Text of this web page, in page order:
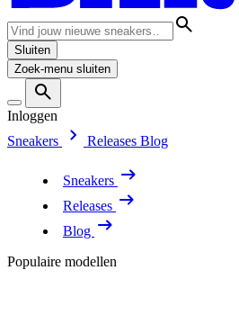
Sluiten
Zoek-menu sluiten
Inloggen
Sneakers
Releases Blog
Sneakers
Releases
Blog
Populaire modellen